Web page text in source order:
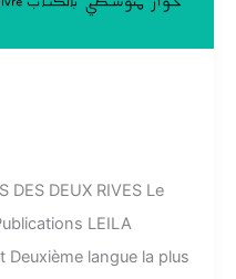
DES DEUX RIVES Le
LEILA
langue la plus